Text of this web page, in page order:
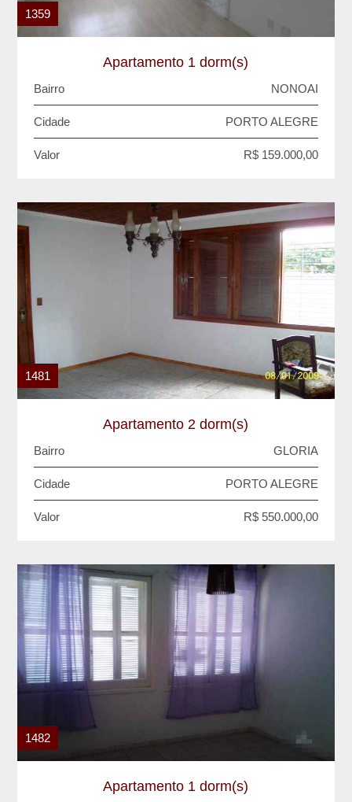
1359
Apartamento 1 dorm(s)
Bairro NONOAI
Cidade PORTO ALEGRE
Valor R$ 159.000,00
1481
Apartamento 2 dorm(s)
Bairro GLORIA
Cidade PORTO ALEGRE
Valor R$ 550.000,00
1482
Apartamento 1 dorm(s)